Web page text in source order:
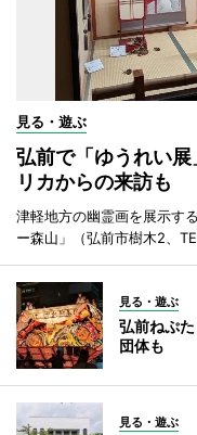
見る・遊ぶ
弘前で「ゆうれい
リカからの来訪も
津軽地方の幽霊画を展示す
ー森山」（弘前市樹木2、
見る・遊ぶ
弘前ねぷ
団体も
見る・遊ぶ